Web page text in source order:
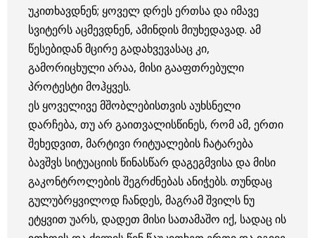
უკითხავდნენ; ყოველ დრეს ერთსა და იმავე
სვიტერს აცმევდნენ, ამინდის მიუხედავად. ამ
წესებიდან მცირე გადახვევასაც კი,
გამორიცხული არაა, მისი გააფთრებული
პროტესტი მოჰყვეს.
ეს ყოველივე მშობლებისთვის აუხსნელი
დარჩება, თუ არ გაითვალისწინეს, რომ ამ, ერთი
შეხედვით, მარტივი რიტუალების ჩატარება
ბავშვს სიტუაციის წინასწარ დაგეგმვისა და მისი
გაკონტროლების შეგრძნებას ანიჭებს. თუნდაც
გულუბრყვილოდ ჩანდეს, მაგრამ შვილს ნუ
ეტყვით უარს, დადეთ მისი სათამაშო იქ, სადაც ის